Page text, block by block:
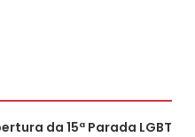
da 15ª Parada LGBT